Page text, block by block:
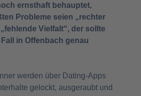
ernsthaft behauptet,
Probleme seien „rechter
Vielfalt“, der sollte
in Offenbach genau
werden über Dating-Apps
gelockt, ausgeraubt und